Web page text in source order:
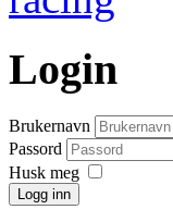
Login
Brukernavn
Passord
Husk meg
Logg inn